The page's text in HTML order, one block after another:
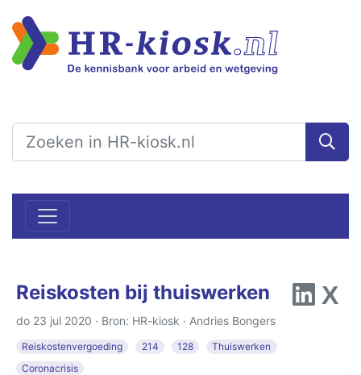
Reiskosten bij thuiswerken
do 23 jul 2020 · Bron: HR-kiosk · Andries Bongers
Reiskostenvergoeding 214 128
Thuiswerken
Coronacrisis